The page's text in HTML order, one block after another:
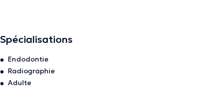
Eléonore estendodontiste exculsive
avec beaucoup de
le tout sous microscope chez
Spécialisations
Endodontie
Radiographie
Adulte